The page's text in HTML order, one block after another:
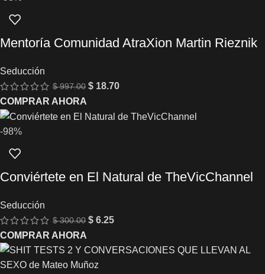
Mentoría Comunidad AtraXion Martin Rieznik
Seducción
$997.00 $ 18.70
COMPRAR AHORA
-98%
Conviértete en El Natural de TheVicChannel
Seducción
$300.00 $ 6.25
COMPRAR AHORA